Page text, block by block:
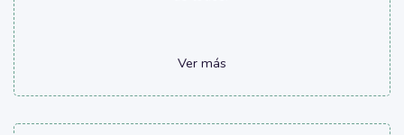
Ver más